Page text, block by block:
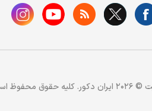
حقوق محفوظ است.